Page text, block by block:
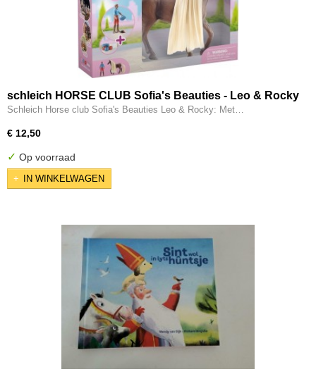
schleich HORSE CLUB Sofia's Beauties - Leo & Rocky
Schleich Horse club Sofia's Beauties Leo & Rocky: Met…
€ 12,50
✓ Op voorraad
IN WINKELWAGEN